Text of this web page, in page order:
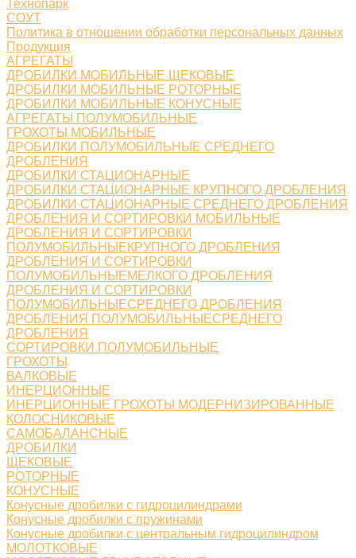
Технопарк
СОУТ
Политика в отношении обработки персональных данных
Продукция
АГРЕГАТЫ
ДРОБИЛКИ МОБИЛЬНЫЕ ЩЕКОВЫЕ
ДРОБИЛКИ МОБИЛЬНЫЕ РОТОРНЫЕ
ДРОБИЛКИ МОБИЛЬНЫЕ КОНУСНЫЕ
АГРЕГАТЫ ПОЛУМОБИЛЬНЫЕ
ГРОХОТЫ МОБИЛЬНЫЕ
ДРОБИЛКИ ПОЛУМОБИЛЬНЫЕ СРЕДНЕГО
ДРОБЛЕНИЯ
ДРОБИЛКИ СТАЦИОНАРНЫЕ
ДРОБИЛКИ СТАЦИОНАРНЫЕ КРУПНОГО ДРОБЛЕНИЯ
ДРОБИЛКИ СТАЦИОНАРНЫЕ СРЕДНЕГО ДРОБЛЕНИЯ
ДРОБЛЕНИЯ И СОРТИРОВКИ МОБИЛЬНЫЕ
ДРОБЛЕНИЯ И СОРТИРОВКИ
ПОЛУМОБИЛЬНЫЕКРУПНОГО ДРОБЛЕНИЯ
ДРОБЛЕНИЯ И СОРТИРОВКИ
ПОЛУМОБИЛЬНЫЕМЕЛКОГО ДРОБЛЕНИЯ
ДРОБЛЕНИЯ И СОРТИРОВКИ
ПОЛУМОБИЛЬНЫЕСРЕДНЕГО ДРОБЛЕНИЯ
ДРОБЛЕНИЯ ПОЛУМОБИЛЬНЫЕСРЕДНЕГО
ДРОБЛЕНИЯ
СОРТИРОВКИ ПОЛУМОБИЛЬНЫЕ
ГРОХОТЫ
ВАЛКОВЫЕ
ИНЕРЦИОННЫЕ
ИНЕРЦИОННЫЕ ГРОХОТЫ МОДЕРНИЗИРОВАННЫЕ
КОЛОСНИКОВЫЕ
САМОБАЛАНСНЫЕ
ДРОБИЛКИ
ЩЕКОВЫЕ
РОТОРНЫЕ
КОНУСНЫЕ
Конусные дробилки с гидроцилиндрами
Конусные дробилки с пружинами
Конусные дробилки с центральным гидроцилиндром
МОЛОТКОВЫЕ